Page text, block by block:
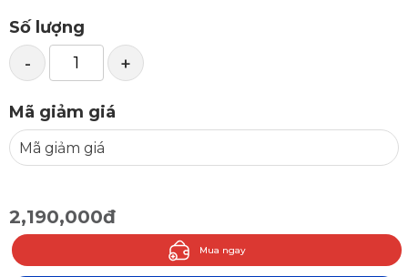
Số lượng
- +
Mã giảm giá
2,190,000đ
Mua ngay